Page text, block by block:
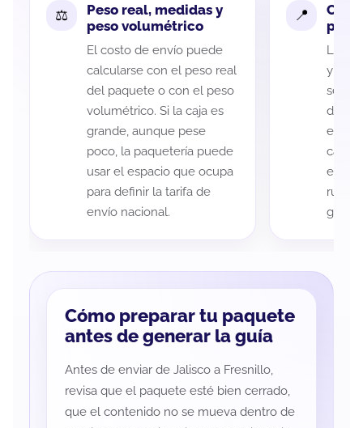
Peso real, medidas y
peso volumétrico
El costo de envío puede
calcularse con el peso real
del paquete o con el peso
volumétrico. Si la caja es
grande, aunque pese
poco, la paquetería puede
usar el espacio que ocupa
para definir la tarifa de
envío nacional.
La
y
de
cada
es
ruta
guía
Cómo preparar tu paquete
antes de generar la guía
Antes de enviar de Jalisco a Fresnillo,
revisa que el paquete esté bien cerrado,
que el contenido no se mueva dentro de